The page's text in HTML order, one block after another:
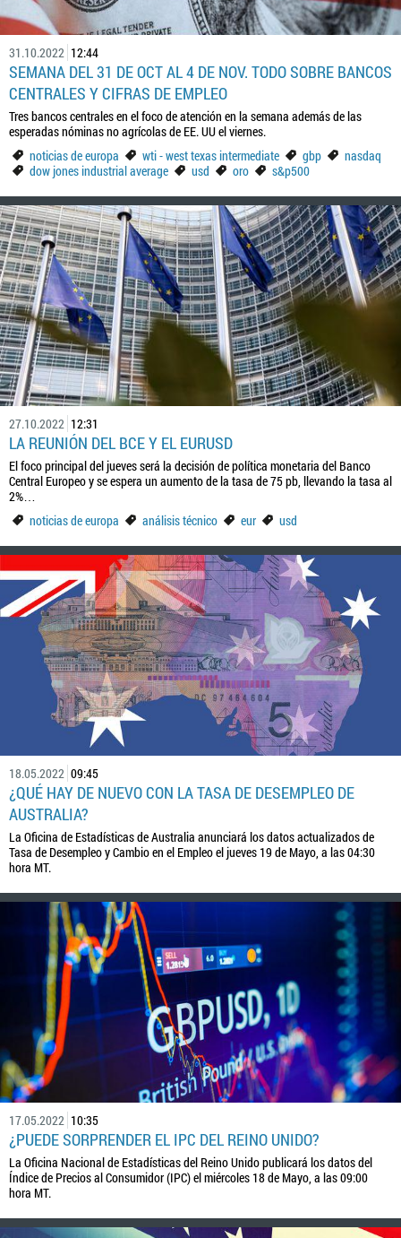
31.10.2022 12:44
SEMANA DEL 31 DE OCT AL 4 DE NOV. TODO SOBRE BANCOS
CENTRALES Y CIFRAS DE EMPLEO
Tres bancos centrales en el foco de atención en la semana además de las
esperadas nóminas no agrícolas de EE. UU el viernes.
noticias de europa
wti - west texas intermediate gbp
nasdaq
dow jones industrial average
usd oro s&p500
27.10.2022 12:31
LA REUNIÓN DEL BCE Y EL EURUSD
El foco principal del jueves será la decisión de política monetaria del Banco
Central Europeo y se espera un aumento de la tasa de 75 pb, llevando la tasa al
2%…
noticias de europa
análisis técnico eur usd
18.05.2022 09:45
¿QUÉ HAY DE NUEVO CON LA TASA DE DESEMPLEO DE
AUSTRALIA?
La Oficina de Estadísticas de Australia anunciará los datos actualizados de
Tasa de Desempleo y Cambio en el Empleo el jueves 19 de Mayo, a las 04:30
hora MT.
17.05.2022 10:35
¿PUEDE SORPRENDER EL IPC DEL REINO UNIDO?
La Oficina Nacional de Estadísticas del Reino Unido publicará los datos del
Índice de Precios al Consumidor (IPC) el miércoles 18 de Mayo, a las 09:00
hora MT.